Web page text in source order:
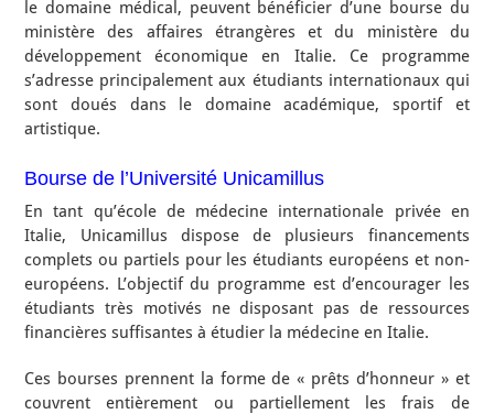
le domaine médical, peuvent bénéficier d’une bourse du
ministère des affaires étrangères et du ministère du
développement économique en Italie. Ce programme
s’adresse principalement aux étudiants internationaux qui
sont doués dans le domaine académique, sportif et
artistique.
Bourse de l’Université Unicamillus
En tant qu’école de médecine internationale privée en
Italie, Unicamillus dispose de plusieurs financements
complets ou partiels pour les étudiants européens et non-
européens. L’objectif du programme est d’encourager les
étudiants très motivés ne disposant pas de ressources
financières suffisantes à étudier la médecine en Italie.
Ces bourses prennent la forme de « prêts d’honneur » et
couvrent entièrement ou partiellement les frais de